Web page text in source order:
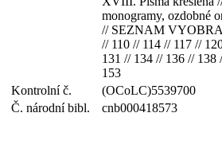
monogramy, ozdobné
// SEZNAM
// 110 // 114 // 117 //
131 // 134 // 136 // 138
153
Kontrolní č.
(OCoLC)5539700
Č. národní bibl.
cnb000418573